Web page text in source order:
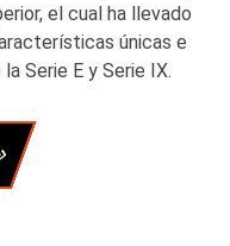
el cual ha llevado
únicas e
Serie E y Serie IX.